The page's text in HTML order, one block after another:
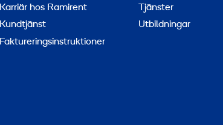
Karriär hos Ramirent
Kundtjänst
Faktureringsinstruktioner
Tjänster
Utbildningar